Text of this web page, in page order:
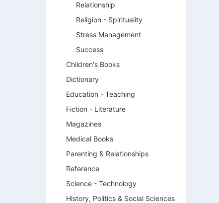
Relationship
Religion - Spirituality
Stress Management
Success
Children's Books
Dictionary
Education - Teaching
Fiction - Literature
Magazines
Medical Books
Parenting & Relationships
Reference
Science - Technology
History, Politics & Social Sciences